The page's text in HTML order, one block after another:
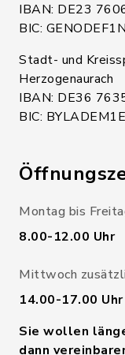
IBAN: DE23
BIC:
Stadt- und
Herzogenaurach
IBAN: DE36
BIC:
Montag bis
8.00-12.00 Uhr
Mittwoch
14.00-17.00 Uhr
Sie wollen
dann